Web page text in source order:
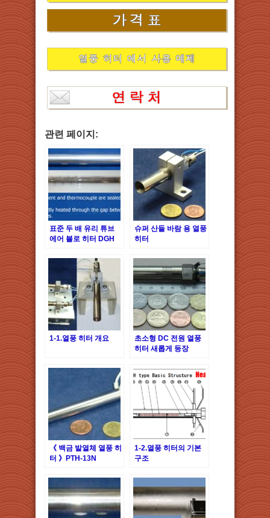
관련 페이지:
표준 두 배 유리 튜브
에어 블로 히터 DGH
슈퍼 산들 바람 용 열풍
히터
1-1.열풍 히터 개요
초소형 DC 전원 열풍
히터 새롭게 등장
□W
《 백금 발열체 열풍 히
터 》PTH-13N
1-2.열풍 히터의 기본
구조